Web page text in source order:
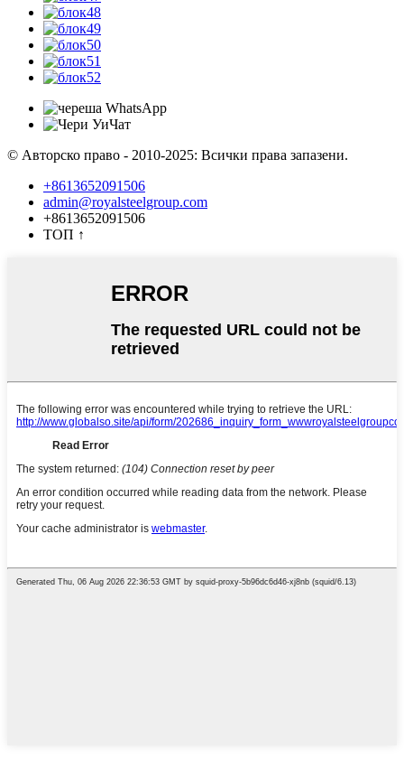
© Авторско право - 2010-2025: Всички права запазени.
+8613652091506
admin@royalsteelgroup.com
+8613652091506
ТОП ↑